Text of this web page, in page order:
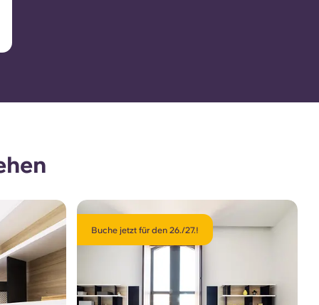
Buche jetzt für den 26./27.!